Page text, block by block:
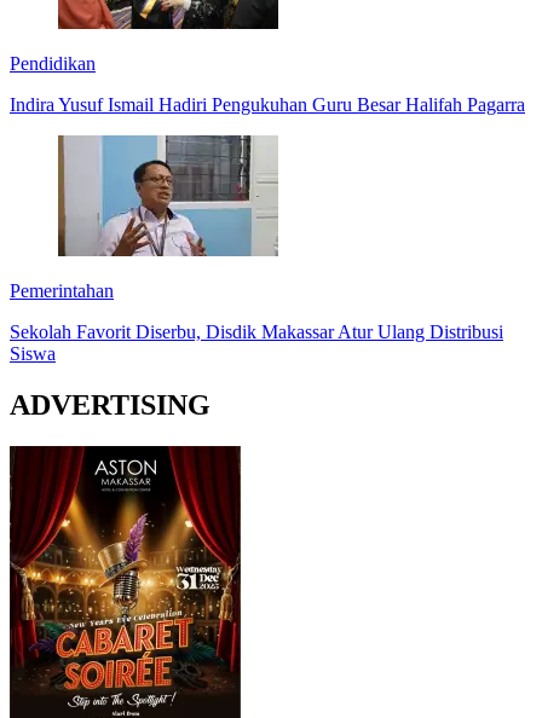
Pendidikan
Indira Yusuf Ismail Hadiri Pengukuhan Guru Besar Halifah Pagarra
Pemerintahan
Sekolah Favorit Diserbu, Disdik Makassar Atur Ulang Distribusi
Siswa
ADVERTISING